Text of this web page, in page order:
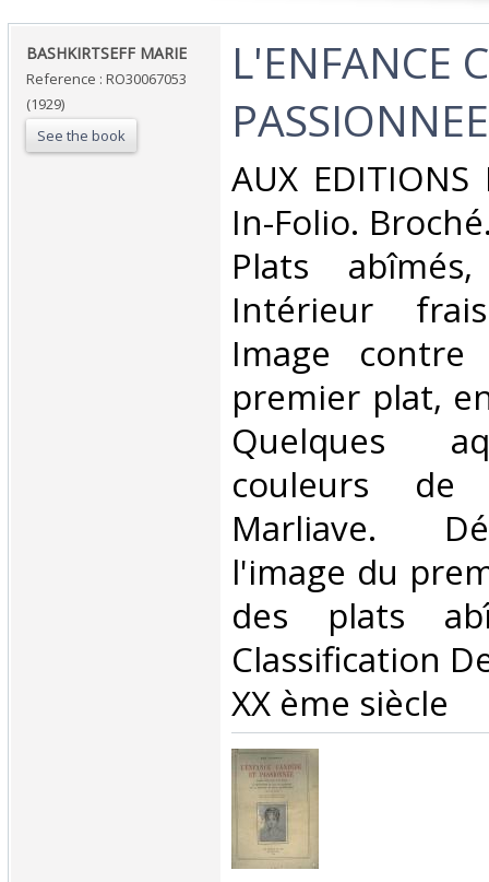
‎BASHKIRTSEFF MARIE‎
Reference : RO30067053
(1929)
See the book
‎L'ENFANCE
PASSIONNEE‎
‎AUX
In-Folio.
Plats
Intérieur
Image
premier plat,
Quelques
couleurs de
Marliave.
l'image du
des plats
Classification
XX ème siècle‎